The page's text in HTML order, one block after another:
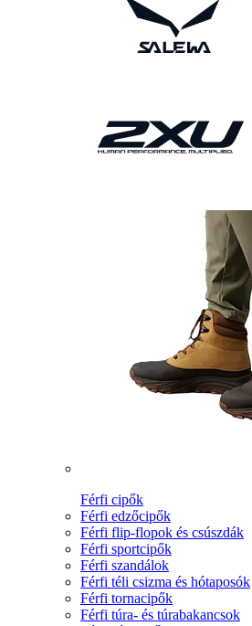
Férfi cipők
Férfi edzőcipők
Férfi flip-flopok és csúszdák
Férfi sportcipők
Férfi szandálok
Férfi téli csizma és hótaposók
Férfi tornacipők
Férfi túra- és túrabakancsok